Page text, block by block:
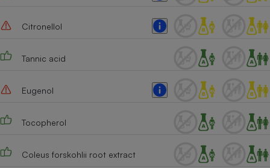
Citronellol
Tannic acid
Eugenol
Tocopherol
Coleus forskohlii root extract